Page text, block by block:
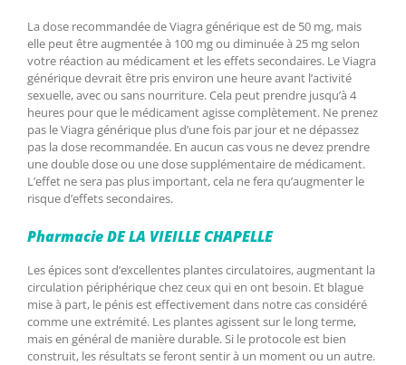
La dose recommandée de Viagra générique est de 50 mg, mais
elle peut être augmentée à 100 mg ou diminuée à 25 mg selon
votre réaction au médicament et les effets secondaires. Le Viagra
générique devrait être pris environ une heure avant l’activité
sexuelle, avec ou sans nourriture. Cela peut prendre jusqu’à 4
heures pour que le médicament agisse complètement. Ne prenez
pas le Viagra générique plus d’une fois par jour et ne dépassez
pas la dose recommandée. En aucun cas vous ne devez prendre
une double dose ou une dose supplémentaire de médicament.
L’effet ne sera pas plus important, cela ne fera qu’augmenter le
risque d’effets secondaires.
Pharmacie DE LA VIEILLE CHAPELLE
Les épices sont d’excellentes plantes circulatoires, augmentant la
circulation périphérique chez ceux qui en ont besoin. Et blague
mise à part, le pénis est effectivement dans notre cas considéré
comme une extrémité. Les plantes agissent sur le long terme,
mais en général de manière durable. Si le protocole est bien
construit, les résultats se feront sentir à un moment ou un autre.